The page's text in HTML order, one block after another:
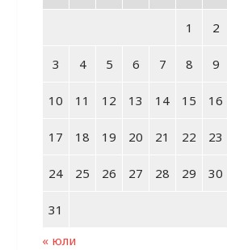
1 2
3 4 5 6 7 8 9
10 11 12 13 14 15 16
17 18 19 20 21 22 23
24 25 26 27 28 29 30
31
« юли